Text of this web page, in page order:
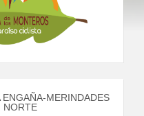
MERINDADES
NORTE